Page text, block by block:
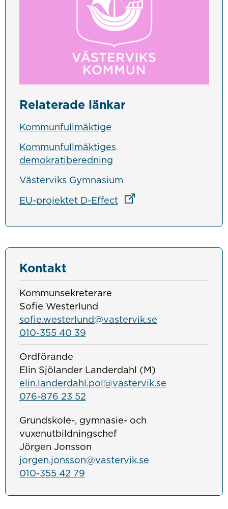
Relaterade länkar
Kommunfullmäktige
Kommunfullmäktiges
demokratiberedning
Västerviks Gymnasium
EU-projektet D-EffectLänk till annan
Kontakt
Kommunsekreterare
Sofie Westerlund
sofie.westerlund@vastervik.se
010-355 40 39
Ordförande
Elin Sjölander Landerdahl (M)
elin.landerdahl.pol@vastervik.se
076-876 23 52
Grundskole-, gymnasie- och
vuxenutbildningschef
Jörgen Jonsson
jorgen.jonsson@vastervik.se
010-355 42 79